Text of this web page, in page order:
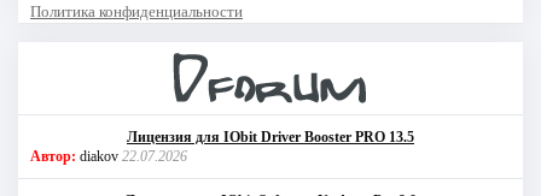
Политика конфиденциальности
Лицензия для IObit Driver Booster PRO 13.5
Автор: diakov 22.07.2026